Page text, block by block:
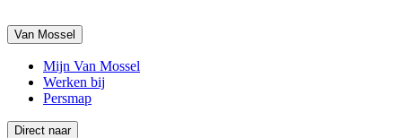
Van Mossel
Mijn Van Mossel
Werken bij
Persmap
Direct naar